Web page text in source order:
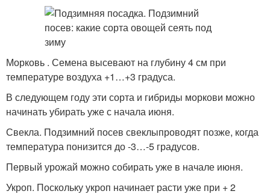
Морковь . Семена высевают на глубину 4 см при
температуре воздуха +1…+3 градуса.
В следующем году эти сорта и гибриды моркови можно
начинать убирать уже с начала июня.
Свекла. Подзимний посев свеклыпроводят позже, когда
температура понизится до -3…-5 градусов.
Первый урожай можно собирать уже в начале июня.
Укроп. Поскольку укроп начинает расти уже при + 2